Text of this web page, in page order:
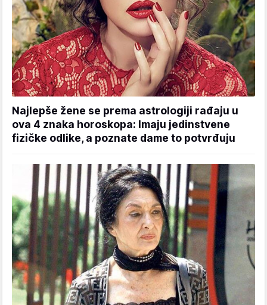
Najlepše žene se prema astrologiji rađaju u
ova 4 znaka horoskopa: Imaju jedinstvene
fizičke odlike, a poznate dame to potvrđuju